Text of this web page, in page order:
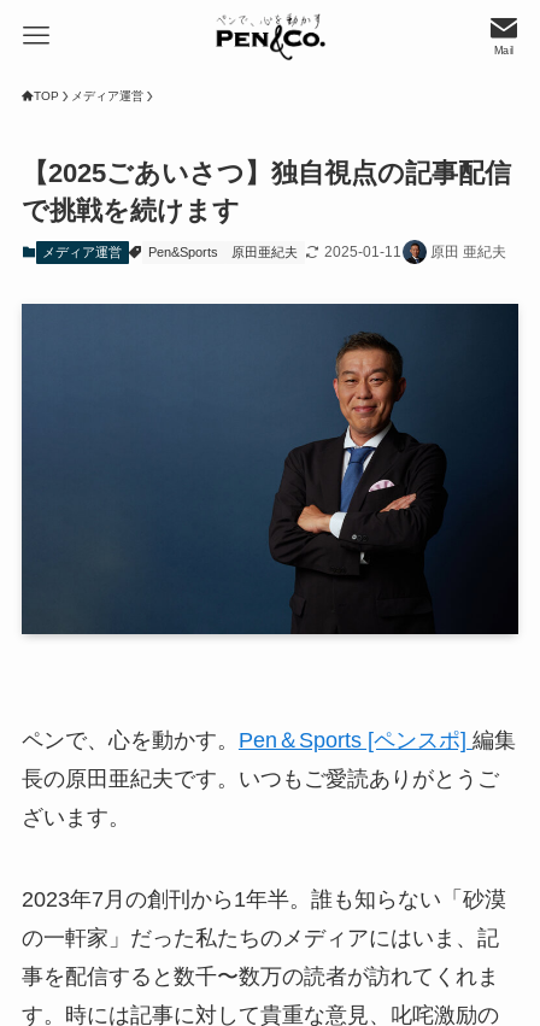
Mail
TOP メディア運営
【2025ごあいさつ】独自視点の記事配信
で挑戦を続けます
メディア運営 Pen&Sports 原田亜紀夫 2025-01-11 原田 亜紀夫
ペンで、心を動かす。 Pen＆Sports [ペンスポ] 編集
長の原田亜紀夫です。いつもご愛読ありがとうご
ざいます。
2023年7月の創刊から1年半。誰も知らない「砂漠
の一軒家」だった私たちのメディアにはいま、記
事を配信すると数千〜数万の読者が訪れてくれま
す。時には記事に対して貴重な意見、叱咤激励の